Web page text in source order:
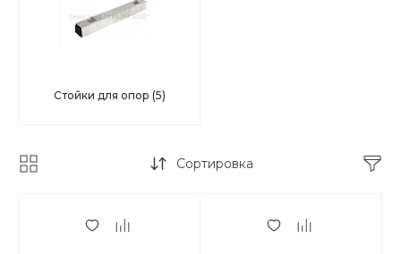
Стойки для опор (5)
Сортировка